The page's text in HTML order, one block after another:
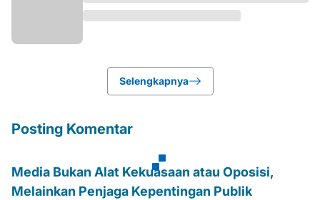
Selengkapnya
Posting Komentar
Media Bukan Alat Kekuasaan atau Oposisi,
Melainkan Penjaga Kepentingan Publik